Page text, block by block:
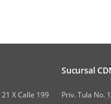
X Calle 199
Sucursal
Priv. Tula No.